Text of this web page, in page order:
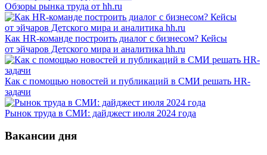
Обзоры рынка труда от hh.ru
Как HR-команде построить диалог с бизнесом? Кейсы
от эйчаров Детского мира и аналитика hh.ru
Как с помощью новостей и публикаций в СМИ решать HR-
задачи
Рынок труда в СМИ: дайджест июля 2024 года
Вакансии дня